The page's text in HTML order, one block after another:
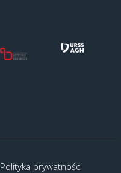
Polityka prywatności